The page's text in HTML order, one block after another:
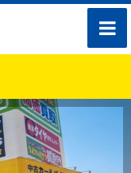
toggle